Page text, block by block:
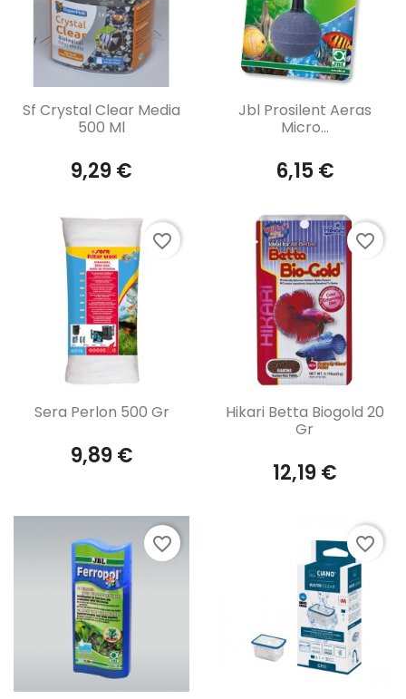
Aperçu rapide
Sf Crystal Clear Media
500 Ml
9,29 €
 Aperçu rapide
Jbl Prosilent Aeras
Micro...
6,15 €
Aperçu rapide
Sera Perlon 500 Gr
9,89 €
favorite_border
Aperçu rapide
Hikari Betta Biogold 20
Gr
12,19 €
favorite_border
favorite_border favorite_border